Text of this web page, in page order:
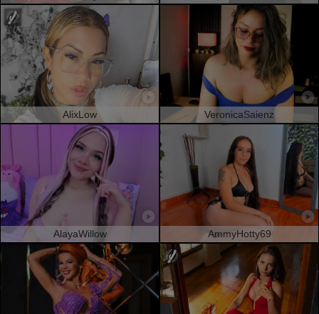
AlixLow VeronicaSaienz
AlayaWillow AmmyHotty69